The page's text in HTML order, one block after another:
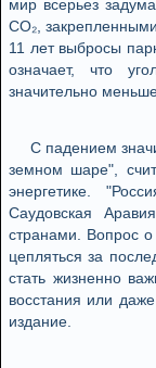
мир всерьез
CO₂,
11 лет выбросы
означает, что
значительно
С падением
земном шаре",
энергетике.
Саудовская
странами. Вопрос
цепляться за
стать жизненно
восстания или
издание.